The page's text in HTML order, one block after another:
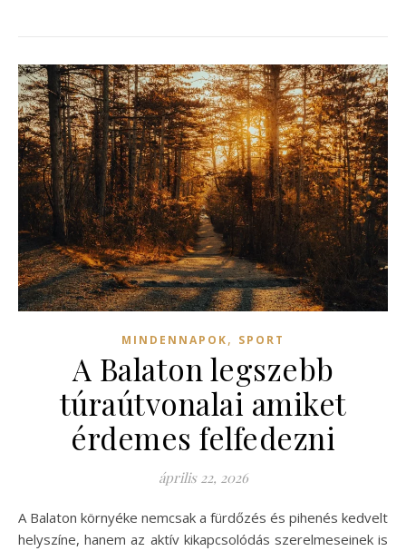
MINDENNAPOK, SPORT
A Balaton legszebb
túraútvonalai amiket
érdemes felfedezni
április 22, 2026
A Balaton környéke nemcsak a fürdőzés és pihenés kedvelt
helyszíne, hanem az aktív kikapcsolódás szerelmeseinek is